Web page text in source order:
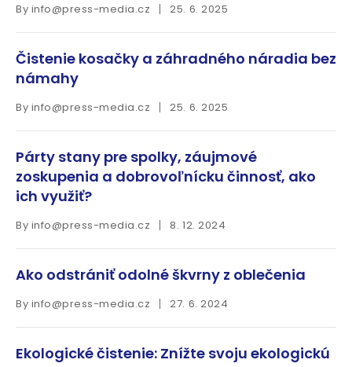
By info@press-media.cz 25. 6. 2025
Čistenie kosačky a záhradného náradia bez
námahy
By info@press-media.cz 25. 6. 2025
Párty stany pre spolky, záujmové
zoskupenia a dobrovoľnícku činnosť, ako
ich využiť?
By info@press-media.cz 8. 12. 2024
Ako odstrániť odolné škvrny z oblečenia
By info@press-media.cz 27. 6. 2024
Ekologické čistenie: Znížte svoju ekologickú